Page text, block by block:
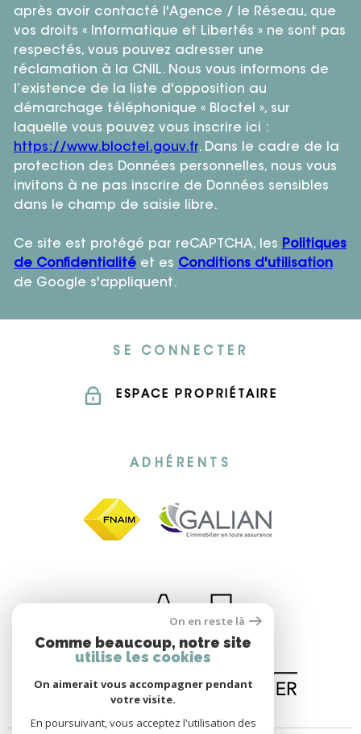
après avoir contacté l'Agence / le Réseau, que
vos droits « Informatique et Libertés » ne sont pas
respectés, vous pouvez adresser une
réclamation à la CNIL. Nous vous informons de
l’existence de la liste d'opposition au
démarchage téléphonique « Bloctel », sur
laquelle vous pouvez vous inscrire ici :
https://www.bloctel.gouv.fr. Dans le cadre de la
protection des Données personnelles, nous vous
invitons à ne pas inscrire de Données sensibles
dans le champ de saisie libre.
Ce site est protégé par reCAPTCHA, les Politiques
de Confidentialité et es Conditions d'utilisation
de Google s'appliquent.
SE CONNECTER
ESPACE PROPRIÉTAIRE
ADHÉRENTS
On en reste là
Comme beaucoup, notre site
utilise les cookies
On aimerait vous accompagner pendant
votre visite.
En poursuivant, vous acceptez l'utilisation des